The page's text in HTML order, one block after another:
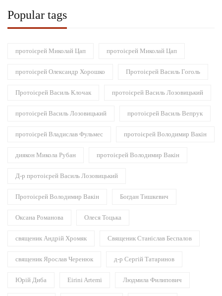
Popular tags
протоієрей Миколай Цап протоієрей Миколай Цап
протоієрей Олександр Хорошко Протоієрей Василь Гоголь
Протоієрей Василь Клочак протоієрей Василь Лозовицький
протоієрей Василь Лозовицький протоієрей Василь Вепрук
протоієрей Владислав Фульмес протоієрей Володимир Вакін
диякон Микола Рубан протоієрей Володимир Вакін
Д-р протоієрей Василь Лозовицький
Протоієрей Володимир Вакін Богдан Тишкевич
Оксана Романова Олеся Тоцька
священик Андрій Хромяк Священик Станіслав Беспалов
священик Ярослав Черенюк д-р Сергій Татаринов
Юрій Диба Eirini Artemi Людмила Филипович